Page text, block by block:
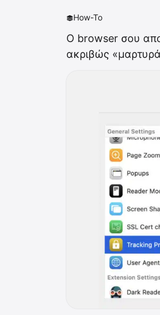
How-To
Ο browser σου
ακριβώς